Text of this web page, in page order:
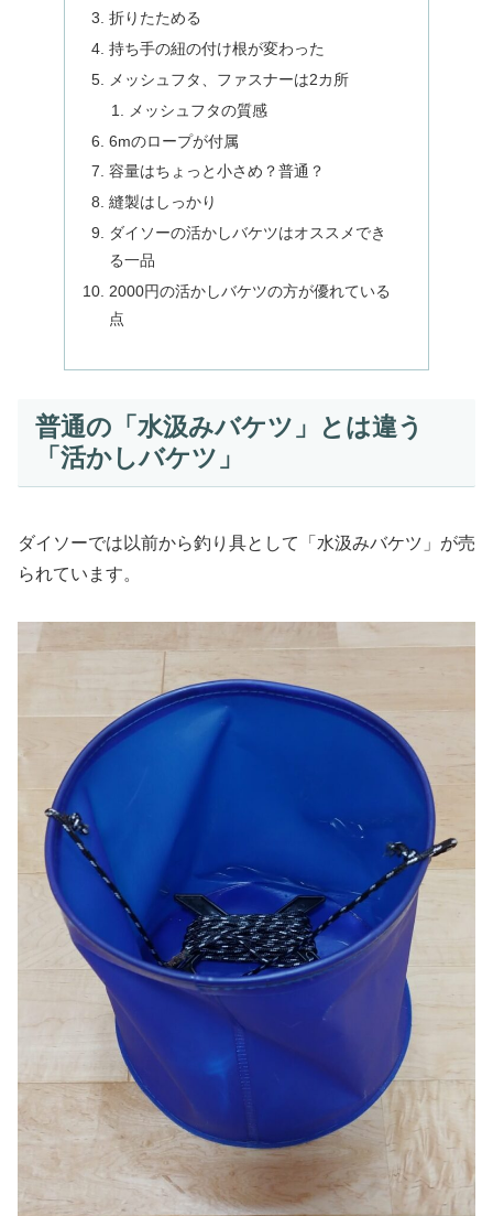
折りたためる
持ち手の紐の付け根が変わった
メッシュフタ、ファスナーは2カ所
メッシュフタの質感
6mのロープが付属
容量はちょっと小さめ？普通？
縫製はしっかり
ダイソーの活かしバケツはオススメでき
る一品
2000円の活かしバケツの方が優れている
点
普通の「水汲みバケツ」とは違う
「活かしバケツ」
ダイソーでは以前から釣り具として「水汲みバケツ」が売
られています。